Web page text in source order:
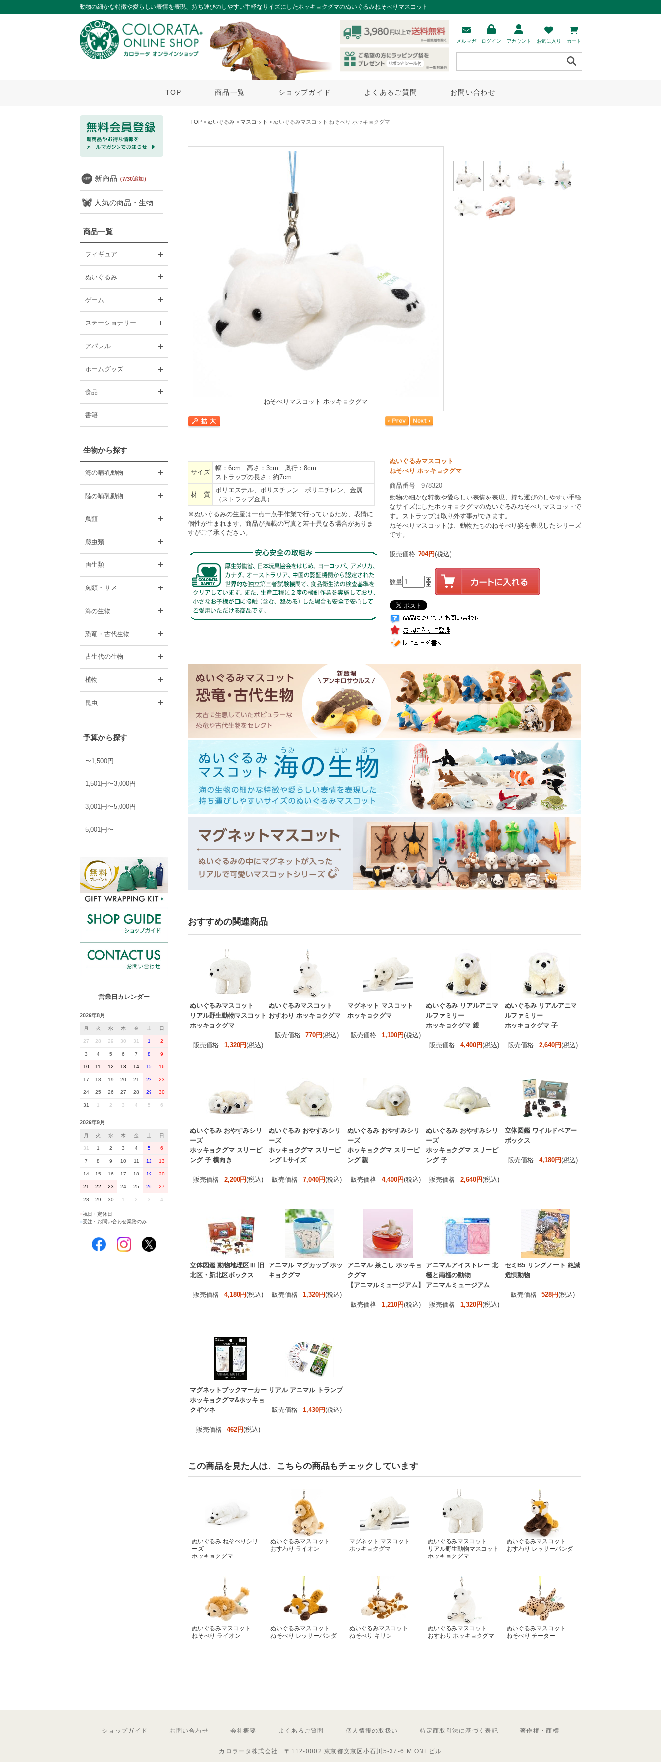
動物の細かな特徴や愛らしい表情を表現、持ち運びのしやすい手軽なサイズにしたホッキョクグマのぬいぐるみねそべりマスコット
メルマガ ログイン アカウント お気に入り カート
TOP 商品一覧 ショップガイド よくあるご質問 お問い合わせ
新商品 （7/30追加）
人気の商品・生物
商品一覧
フィギュア
ぬいぐるみ
ゲーム
ステーショナリー
アパレル
ホームグッズ
食品
書籍
生物から探す
海の哺乳動物
陸の哺乳動物
鳥類
爬虫類
両生類
魚類・サメ
海の生物
恐竜・古代生物
古生代の生物
植物
昆虫
予算から探す
〜1,500円
1,501円〜3,000円
3,001円〜5,000円
5,001円〜
営業日カレンダー
2026年8月
月 火 水 木 金 土 日
27 28 29 30 31 1 2
3 4 5 6 7 8 9
10 11 12 13 14 15 16
17 18 19 20 21 22 23
24 25 26 27 28 29 30
31 1 2 3 4 5 6
2026年9月
月 火 水 木 金 土 日
31 1 2 3 4 5 6
7 8 9 10 11 12 13
14 15 16 17 18 19 20
21 22 23 24 25 26 27
28 29 30 1 2 3 4
祝日・定休日
■受注・お問い合わせ業務のみ
TOP > ぬいぐるみ > マスコット > ぬいぐるみマスコット ねそべり ホッキョクグマ
ねそべりマスコット ホッキョクグマ
サイズ
幅：6cm、高さ：3cm、奥行：8cm
ストラップの長さ：約7cm
材 質
ポリエステル、ポリスチレン、ポリエチレン、金属
（ストラップ金具）
※ぬいぐるみの生産は一点一点手作業で行っているため、表情に
個性が生まれます。商品が掲載の写真と若干異なる場合がありま
すがご了承ください。
ぬいぐるみマスコット
ねそべり ホッキョクグマ
商品番号 978320
動物の細かな特徴や愛らしい表情を表現、持ち運びのしやすい手軽
なサイズにしたホッキョクグマのぬいぐるみねそべりマスコットで
す。ストラップは取り外す事ができます。
ねそべりマスコットは、動物たちのねそべり姿を表現したシリーズ
です。
販売価格 704円(税込)
数量
おすすめの関連商品
ぬいぐるみマスコット
リアル野生動物マスコット
ホッキョクグマ
販売価格 1,320円(税込)
ぬいぐるみマスコット
おすわり ホッキョクグマ
販売価格 770円(税込)
マグネット マスコット
ホッキョクグマ
販売価格 1,100円(税込)
ぬいぐるみ リアルアニマ
ルファミリー
ホッキョクグマ 親
販売価格 4,400円(税込)
ぬいぐるみ リアルアニマ
ルファミリー
ホッキョクグマ 子
販売価格 2,640円(税込)
ぬいぐるみ おやすみシリ
ーズ
ホッキョクグマ スリーピ
ング 子 横向き
販売価格 2,200円(税込)
ぬいぐるみ おやすみシリ
ーズ
ホッキョクグマ スリーピ
ング Lサイズ
販売価格 7,040円(税込)
ぬいぐるみ おやすみシリ
ーズ
ホッキョクグマ スリーピ
ング 親
販売価格 4,400円(税込)
ぬいぐるみ おやすみシリ
ーズ
ホッキョクグマ スリーピ
ング 子
販売価格 2,640円(税込)
立体図鑑 ワイルドベアー
ボックス
販売価格 4,180円(税込)
立体図鑑 動物地理区Ⅲ 旧
北区・新北区ボックス
販売価格 4,180円(税込)
アニマル マグカップ ホッ
キョクグマ
販売価格 1,320円(税込)
アニマル 茶こし ホッキョ
クグマ
【アニマルミュージアム】
販売価格 1,210円(税込)
アニマルアイストレー 北
極と南極の動物
アニマルミュージアム
販売価格 1,320円(税込)
セミB5 リングノート 絶滅
危惧動物
販売価格 528円(税込)
マグネットブックマーカー
ホッキョクグマ&ホッキョ
クギツネ
販売価格 462円(税込)
リアル アニマル トランプ
販売価格 1,430円(税込)
この商品を見た人は、こちらの商品もチェックしています
ぬいぐるみ ねそべりシリ
ーズ
ホッキョクグマ
ぬいぐるみマスコット
おすわり ライオン
マグネット マスコット
ホッキョクグマ
ぬいぐるみマスコット
リアル野生動物マスコット
ホッキョクグマ
ぬいぐるみマスコット
おすわり レッサーパンダ
ぬいぐるみマスコット
ねそべり ライオン
ぬいぐるみマスコット
ねそべり レッサーパンダ
ぬいぐるみマスコット
ねそべり キリン
ぬいぐるみマスコット
おすわり ホッキョクグマ
ぬいぐるみマスコット
ねそべり チーター
ショップガイド お問い合わせ 会社概要 よくあるご質問 個人情報の取扱い 特定商取引法に基づく表記 著作権・商標
カロラータ株式会社 〒112-0002 東京都文京区小石川5-37-6 M.ONEビル